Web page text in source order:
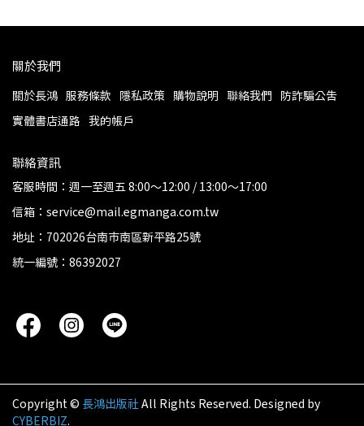
關於我們
關於長鴻 服務條款 隱私政策 購物說明 聯絡我們 防詐騙公告
實體書店通路 我的帳戶
聯絡資訊
客服時間：週一至週五 8:00～12:00 / 13:00～17:00
信箱：service@mail.egmanga.com.tw
地址：702026台南市南區新平路25號
統一編號：86392027
Copyright © 長鴻出版社 All Rights Reserved. Designed by
CYBERBIZ.